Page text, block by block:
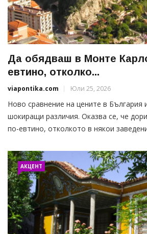
Да обядваш в Монте
евтино, отколко...
viapontika.com Юли 25, 2026
Ново сравнение на цените в България
шокиращи различия. Оказва се, че
по-евтино, отколкото в някои
АКЦЕНТ